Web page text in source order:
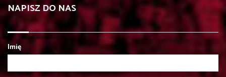
NAPISZ DO NAS
Imię